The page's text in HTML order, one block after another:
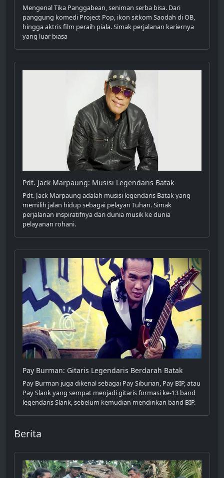
Mengenal Tika Panggabean, seniman serba bisa. Dari
panggung komedi Project Pop, ikon sitkom Saodah di OB,
hingga aktris film peraih piala. Simak perjalanan kariernya
yang luar biasa
Pdt. Jack Marpaung: Musisi Legendaris Batak
Pdt. Jack Marpaung adalah musisi legendaris Batak yang
memilih jalan hidup sebagai pelayan Tuhan. Simak
perjalanan inspiratifnya dari dunia musik ke dunia
pelayanan rohani.
Pay Burman: Gitaris Legendaris Berdarah Batak
Pay Burman juga dikenal sebagai Pay Siburian, Pay BIP, atau
Pay Slank yang sempat menjadi gitaris formasi ke-13 band
legendaris Slank, sebelum kemudian mendirikan band BIP.
Berita